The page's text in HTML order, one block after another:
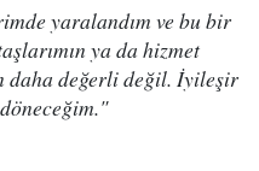
yaralandım ve bu bir
ya da hizmet
daha değerli değil. İyileşir